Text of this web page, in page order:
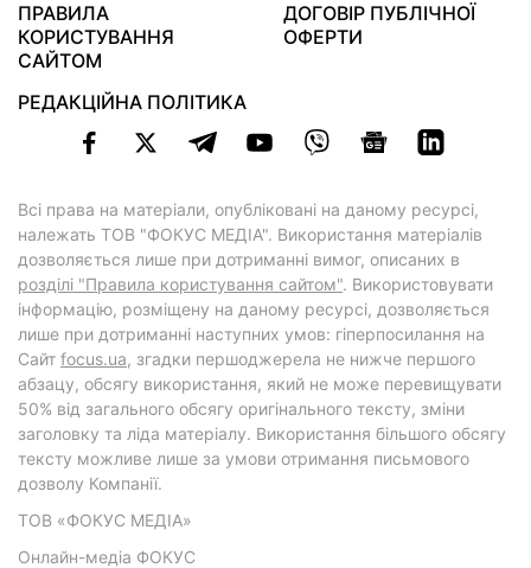
ПРАВИЛА
КОРИСТУВАННЯ
САЙТОМ
ДОГОВІР ПУБЛІЧНОЇ
ОФЕРТИ
РЕДАКЦІЙНА ПОЛІТИКА
Всі права на матеріали, опубліковані на даному ресурсі,
належать ТОВ "ФОКУС МЕДІА". Використання матеріалів
дозволяється лише при дотриманні вимог, описаних в
розділі "Правила користування сайтом". Використовувати
інформацію, розміщену на даному ресурсі, дозволяється
лише при дотриманні наступних умов: гіперпосилання на
Cайт focus.ua, згадки першоджерела не нижче першого
абзацу, обсягу використання, який не може перевищувати
50% від загального обсягу оригінального тексту, зміни
заголовку та ліда матеріалу. Використання більшого обсягу
тексту можливе лише за умови отримання письмового
дозволу Компанії.
ТОВ «ФОКУС МЕДІА»
Онлайн-медіа ФОКУС